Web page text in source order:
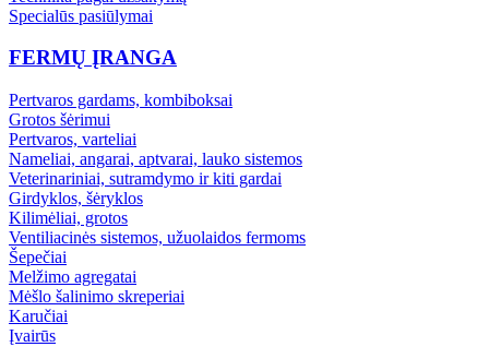
Specialūs pasiūlymai
FERMŲ ĮRANGA
Pertvaros gardams, kombiboksai
Grotos šėrimui
Pertvaros, varteliai
Nameliai, angarai, aptvarai, lauko sistemos
Veterinariniai, sutramdymo ir kiti gardai
Girdyklos, šėryklos
Kilimėliai, grotos
Ventiliacinės sistemos, užuolaidos fermoms
Šepečiai
Melžimo agregatai
Mėšlo šalinimo skreperiai
Karučiai
Įvairūs